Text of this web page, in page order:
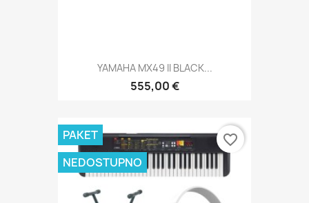
YAMAHA MX49 II BLACK...
555,00 €
PAKET
NEDOSTUPNO
favorite_border